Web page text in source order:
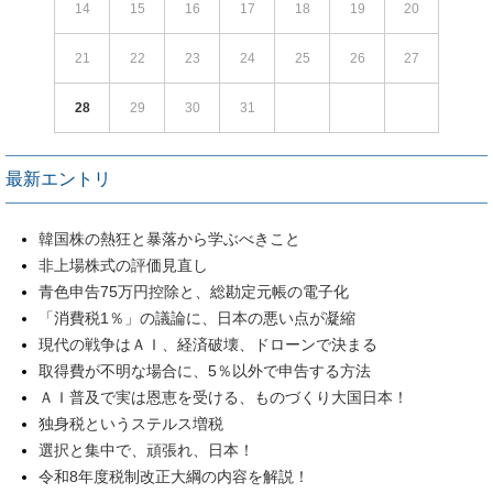
14 15 16 17 18 19 20
21 22 23 24 25 26 27
28 29 30 31
最新エントリ
韓国株の熱狂と暴落から学ぶべきこと
非上場株式の評価見直し
青色申告75万円控除と、総勘定元帳の電子化
「消費税1％」の議論に、日本の悪い点が凝縮
現代の戦争はＡＩ、経済破壊、ドローンで決まる
取得費が不明な場合に、5％以外で申告する方法
ＡＩ普及で実は恩恵を受ける、ものづくり大国日本！
独身税というステルス増税
選択と集中で、頑張れ、日本！
令和8年度税制改正大綱の内容を解説！